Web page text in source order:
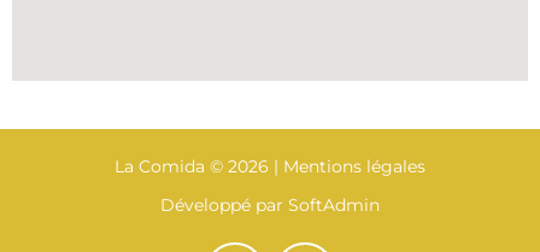
La Comida © 2026 | Mentions légales
Développé par SoftAdmin